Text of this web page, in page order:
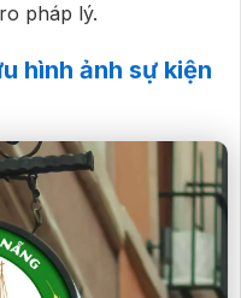
pháp lý.
hình ảnh sự kiện